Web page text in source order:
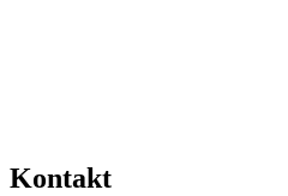
Kontakt